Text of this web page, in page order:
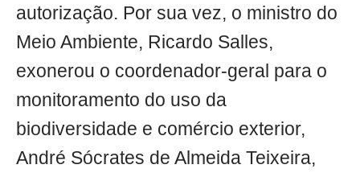
autorização. Por sua vez, o ministro do
Meio Ambiente, Ricardo Salles,
exonerou o coordenador-geral para o
monitoramento do uso da
biodiversidade e comércio exterior,
André Sócrates de Almeida Teixeira,